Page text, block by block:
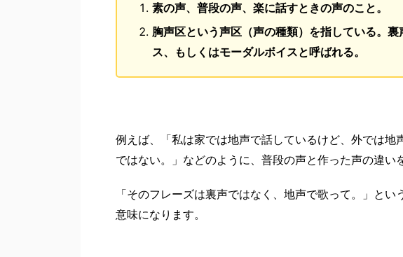
素の声、普段の声、楽に話すときの声のこと。
胸声区という声区（声の種類）を指している。 裏
ス、もしくはモーダルボイスと呼ばれる。
例えば、「私は家では地声で話しているけど、外では
ではない。」などのように、普段の声と作った声の違
「そのフレーズは裏声ではなく、地声で歌って。」と
意味になります。